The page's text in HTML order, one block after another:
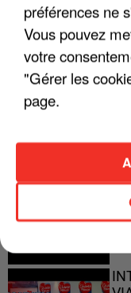
préférences ne
Vous pouvez
votre
"Gérer les
page.